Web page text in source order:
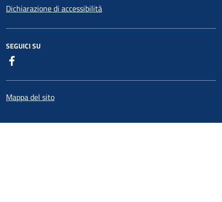
Dichiarazione di accessibilità
SEGUICI SU
Mappa del sito